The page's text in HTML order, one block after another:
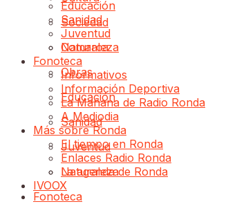
Sociedad
Comarca
Obras
Educación
Sanidad
Juventud
Naturaleza
Fonoteca
Educación
Sanidad
Juventud
Naturaleza
Fonoteca
Informativos
Información Deportiva
La Mañana de Radio Ronda
A Mediodia
Más sobre Ronda
El tiempo en Ronda
Enlaces Radio Ronda
La agenda de Ronda
IVOOX